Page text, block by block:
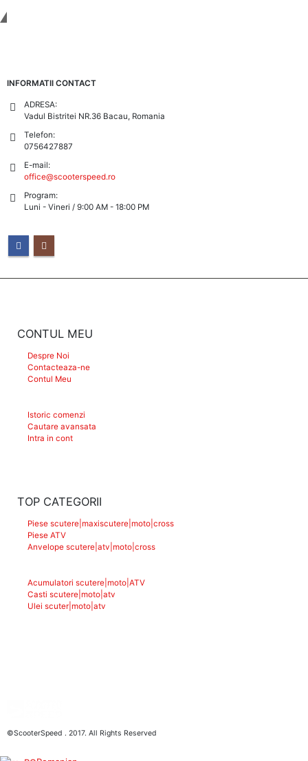
INFORMATII CONTACT
ADRESA:
Vadul Bistritei NR.36 Bacau, Romania
Telefon:
0756427887
E-mail:
office@scooterspeed.ro
Program:
Luni - Vineri / 9:00 AM - 18:00 PM
CONTUL MEU
Despre Noi
Contacteaza-ne
Contul Meu
Istoric comenzi
Cautare avansata
Intra in cont
TOP CATEGORII
Piese scutere|maxiscutere|moto|cross
Piese ATV
Anvelope scutere|atv|moto|cross
Acumulatori scutere|moto|ATV
Casti scutere|moto|atv
Ulei scuter|moto|atv
©ScooterSpeed . 2017. All Rights Reserved